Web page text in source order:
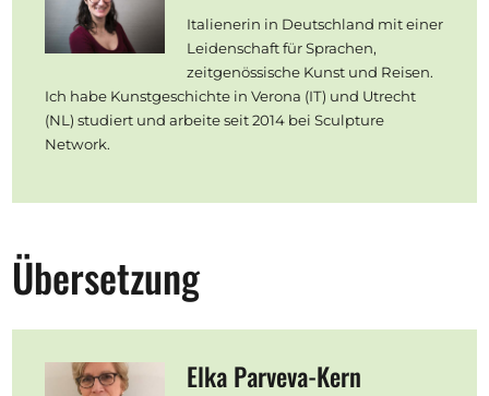
Italienerin in Deutschland mit einer
Leidenschaft für Sprachen,
zeitgenössische Kunst und Reisen.
Ich habe Kunstgeschichte in Verona (IT) und Utrecht
(NL) studiert und arbeite seit 2014 bei Sculpture
Network.
Übersetzung
Elka Parveva-Kern